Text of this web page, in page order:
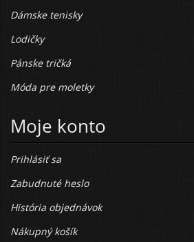
Dámske tenisky
Lodičky
Pánske tričká
Móda pre moletky
Moje konto
Prihlásiť sa
Zabudnuté heslo
História objednávok
Nákupný košík